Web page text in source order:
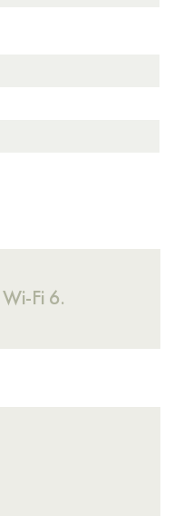
Wi-Fi 6.